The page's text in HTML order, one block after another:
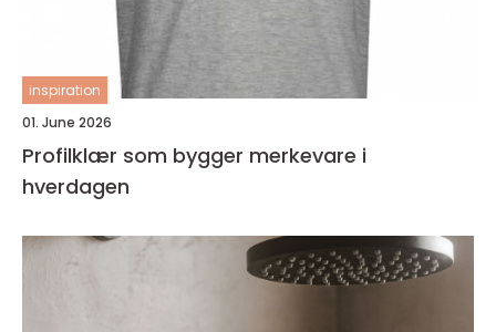
inspiration
01. June 2026
Profilklær som bygger merkevare i
hverdagen